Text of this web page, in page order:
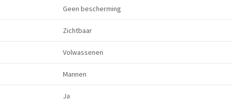
Geen bescherming
Zichtbaar
Volwassenen
Mannen
Ja